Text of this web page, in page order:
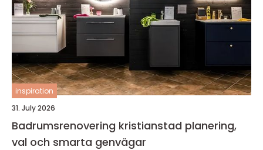
inspiration
31. July 2026
Badrumsrenovering kristianstad planering,
val och smarta genvägar